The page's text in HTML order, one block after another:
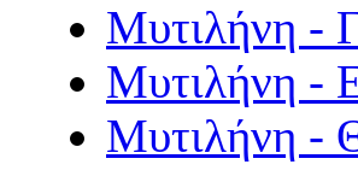
Μυτιλήνη -
Μυτιλήνη -
Μυτιλήνη -